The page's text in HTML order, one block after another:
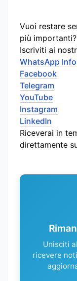
Vuoi restare
più importanti?
Iscriviti ai
WhatsApp
Facebook
Telegram
YouTube
Instagram
LinkedIn
Riceverai in
direttamente
Unisciti
ricevere